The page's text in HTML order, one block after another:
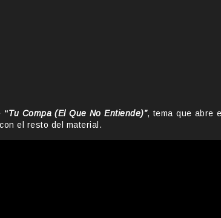
“Tu Compa (El Que No Entiende)”, tema que abre
el resto del material.